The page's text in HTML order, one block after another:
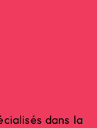
dans la